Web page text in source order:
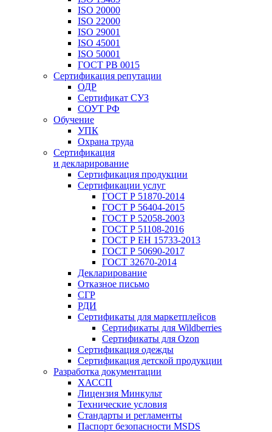
ISO 20000
ISO 22000
ISO 29001
ISO 45001
ISO 50001
ГОСТ РВ 0015
Сертификация репутации
ОДР
Сертификат СУЗ
СОУТ РФ
Обучение
УПК
Охрана труда
Сертификация
и декларирование
Сертификация продукции
Сертификации услуг
ГОСТ Р 51870-2014
ГОСТ Р 56404-2015
ГОСТ Р 52058-2003
ГОСТ Р 51108-2016
ГОСТ Р ЕН 15733-2013
ГОСТ Р 50690-2017
ГОСТ 32670-2014
Декларирование
Отказное письмо
СГР
РДИ
Сертификаты для маркетплейсов
Сертификаты для Wildberries
Сертификаты для Ozon
Сертификация одежды
Сертификация детской продукции
Разработка документации
ХАССП
Лицензия Минкульт
Технические условия
Стандарты и регламенты
Паспорт безопасности MSDS